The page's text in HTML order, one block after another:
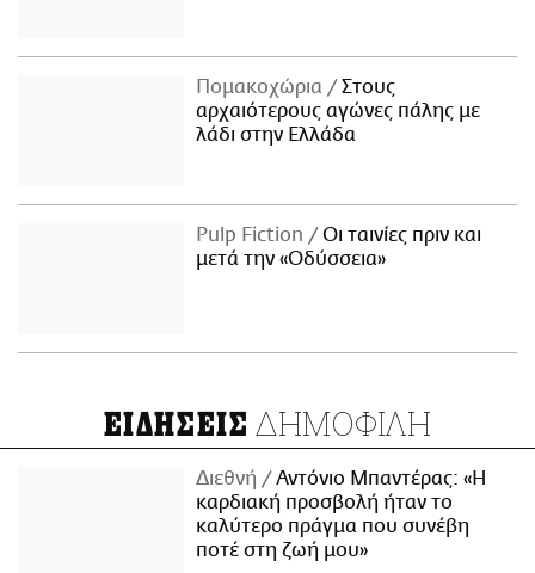
Πομακοχώρια
Στους
αρχαιότερους αγώνες πάλης με
λάδι στην Ελλάδα
Pulp Fiction
Οι ταινίες πριν και
μετά την «Οδύσσεια»
ΕΙΔΗΣΕΙΣ ΔΗΜΟΦΙΛΗ
Διεθνή
Αντόνιο Μπαντέρας: «Η
καρδιακή προσβολή ήταν το
καλύτερο πράγμα που συνέβη
ποτέ στη ζωή μου»